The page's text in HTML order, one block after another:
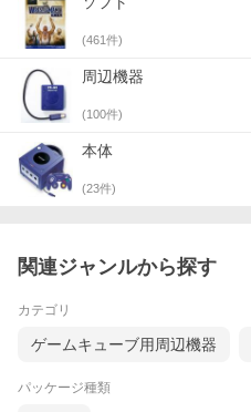
(461件)
周辺機器
(100件)
本体
(23件)
関連ジャンルから探す
カテゴリ
ゲームキューブ用周辺機器
パッケージ種類